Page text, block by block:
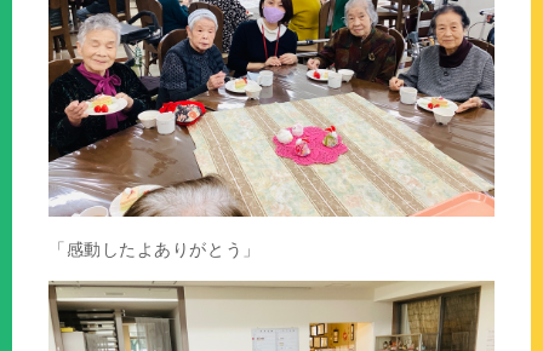
「感動したよありがとう」